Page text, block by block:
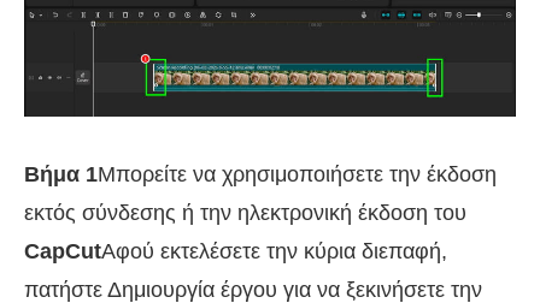
Βήμα 1Μπορείτε να χρησιμοποιήσετε την έκδοση
εκτός σύνδεσης ή την ηλεκτρονική έκδοση του
CapCutΑφού εκτελέσετε την κύρια διεπαφή,
πατήστε Δημιουργία έργου για να ξεκινήσετε την